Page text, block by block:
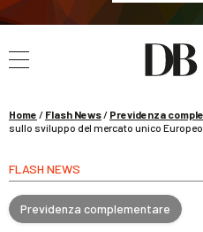
WEBINAR / 29
Pignoramento presso
Home / Flash News/ Previdenza
sullo sviluppo del mercato unico
FLASH NEWS
Previdenza complementare